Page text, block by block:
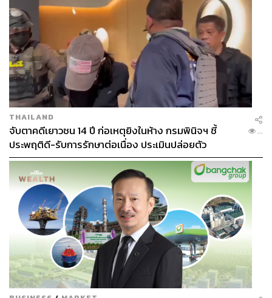
THAILAND
จับตาคดีเยาวชน 14 ปี ก่อเหตุยิงในห้าง กรมพินิจฯ ชี้
ประพฤติดี-รับการรักษาต่อเนื่อง ประเมินปล่อยตัว
...